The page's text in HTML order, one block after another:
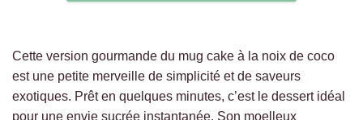
Cette version gourmande du mug cake à la noix de coco
est une petite merveille de simplicité et de saveurs
exotiques. Prêt en quelques minutes, c’est le dessert idéal
pour une envie sucrée instantanée. Son moelleux